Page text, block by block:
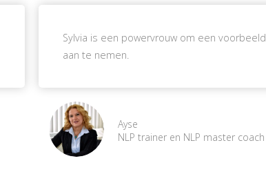
Sylvia is een powervrouw om een voorbeeld
aan te nemen.
Ayse
NLP trainer en NLP master coach